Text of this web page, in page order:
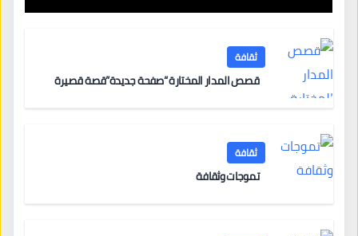
ثقافة
قصص المدار المختارة “صفحة جديدة”قصة قصيرة
ثقافة
تموجات وثقافة